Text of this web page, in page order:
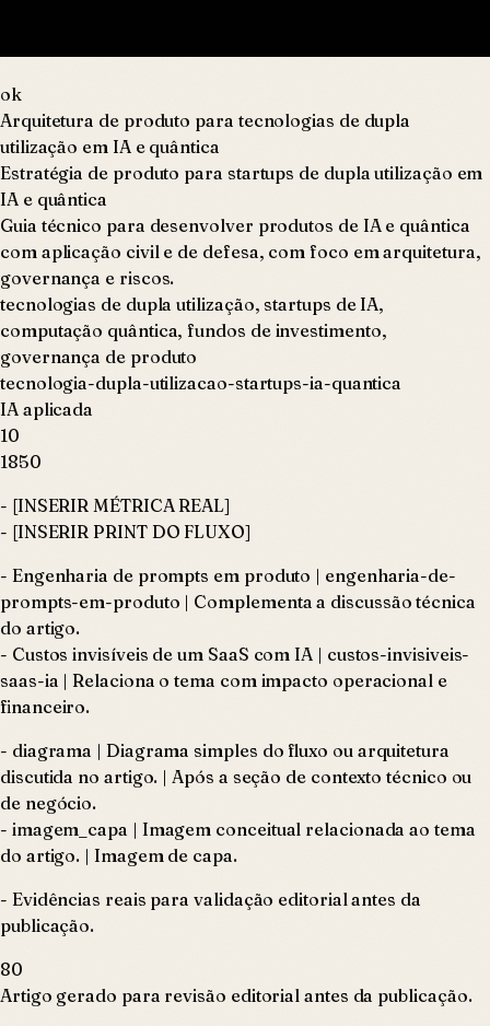
ok
Arquitetura de produto para tecnologias de dupla
utilização em IA e quântica
Estratégia de produto para startups de dupla utilização em
IA e quântica
Guia técnico para desenvolver produtos de IA e quântica
com aplicação civil e de defesa, com foco em arquitetura,
governança e riscos.
tecnologias de dupla utilização, startups de IA,
computação quântica, fundos de investimento,
governança de produto
tecnologia-dupla-utilizacao-startups-ia-quantica
IA aplicada
10
1850
- [INSERIR MÉTRICA REAL]
- [INSERIR PRINT DO FLUXO]
- Engenharia de prompts em produto | engenharia-de-
prompts-em-produto | Complementa a discussão técnica
do artigo.
- Custos invisíveis de um SaaS com IA | custos-invisiveis-
saas-ia | Relaciona o tema com impacto operacional e
financeiro.
- diagrama | Diagrama simples do fluxo ou arquitetura
discutida no artigo. | Após a seção de contexto técnico ou
de negócio.
- imagem_capa | Imagem conceitual relacionada ao tema
do artigo. | Imagem de capa.
- Evidências reais para validação editorial antes da
publicação.
80
Artigo gerado para revisão editorial antes da publicação.